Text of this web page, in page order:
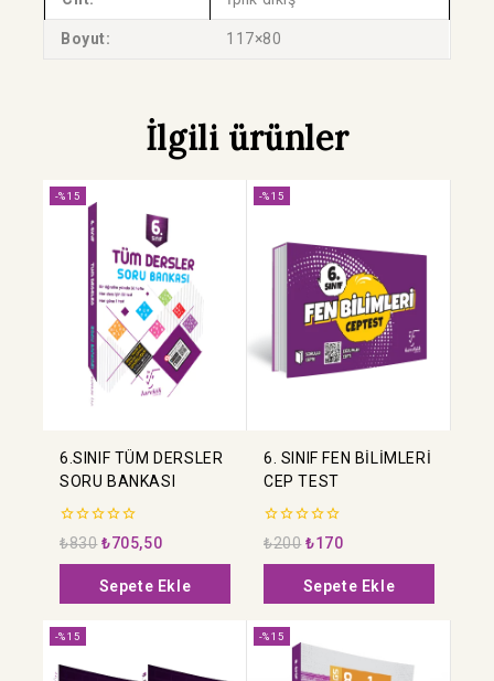
Boyut: 117×80
İlgili ürünler
-%15
6.SINIF TÜM DERSLER
SORU BANKASI
0
5
üzerinden
₺830 ₺705,50
Sepete Ekle
-%15
6. SINIF FEN BİLİMLERİ
CEP TEST
0
5
üzerinden
₺200 ₺170
Sepete Ekle
-%15 -%15